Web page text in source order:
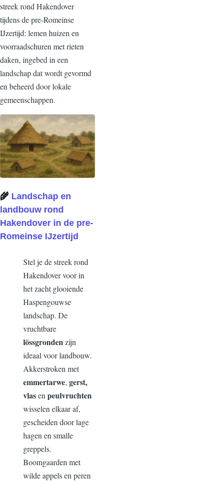
streek rond Hakendover
tijdens de pre-Romeinse
IJzertijd: lemen huizen en
voorraadschuren met rieten
daken, ingebed in een
landschap dat wordt gevormd
en beheerd door lokale
gemeenschappen.
🌾 Landschap en
landbouw rond
Hakendover in de pre-
Romeinse IJzertijd
Stel je de streek rond
Hakendover voor in
het zacht glooiende
Haspengouwse
landschap. De
vruchtbare
lössgrondenzijn
ideaal voor landbouw.
Akkerstroken met
emmertarwe,gerst,
vlasenpeulvruchten
wisselen elkaar af,
gescheiden door lage
hagen en smalle
greppels.
Boomgaarden met
wilde appels en peren